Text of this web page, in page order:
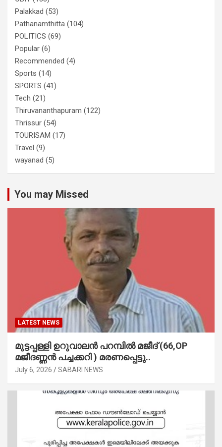
Palakkad (53)
Pathanamthitta (104)
POLITICS (69)
Popular (6)
Recommended (4)
Sports (14)
SPORTS (41)
Tech (21)
Thiruvananthapuram (122)
Thrissur (54)
TOURISAM (17)
Travel (9)
wayanad (5)
You may Missed
LATEST NEWS
മുട്ടപ്പള്ളി ഉറുവാലൻ പറമ്പിൽ മജീദ് (66,OP
മജീദണ്ണൻ പച്ചക്കറി ) മരണപ്പെട്ടു..
July 6, 2026 SABARI NEWS